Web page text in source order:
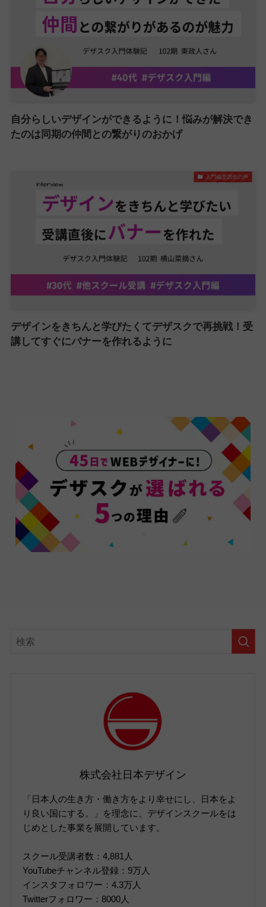
自分らしいデザインができるように！悩みが解決でき
たのは同期の仲間との繋がりのおかげ
入門編受講生の声
デザインをきちんと学びたくてデザスクで再挑戦！受
講してすぐにバナーを作れるように
株式会社日本デザイン
「日本人の生き方・働き方をより幸せにし、日本をよ
り良い国にする。」を理念に、デザインスクールをは
じめとした事業を展開しています。
スクール受講者数：4,881人
YouTubeチャンネル登録：9万人
インスタフォロワー：4.3万人
Twitterフォロワー：8000人